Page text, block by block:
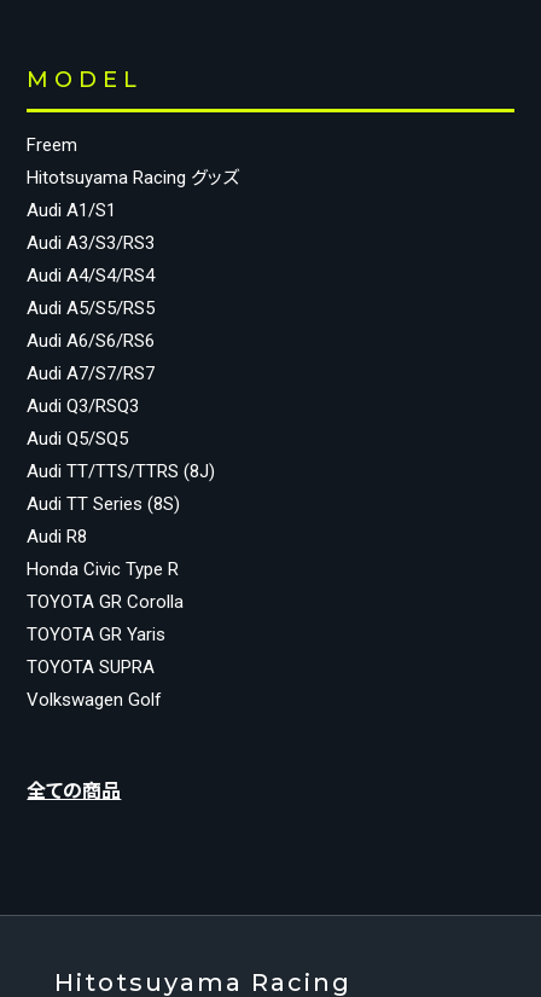
MODEL
Freem
Hitotsuyama Racing グッズ
Audi A1/S1
Audi A3/S3/RS3
Audi A4/S4/RS4
Audi A5/S5/RS5
Audi A6/S6/RS6
Audi A7/S7/RS7
Audi Q3/RSQ3
Audi Q5/SQ5
Audi TT/TTS/TTRS (8J)
Audi TT Series (8S)
Audi R8
Honda Civic Type R
TOYOTA GR Corolla
TOYOTA GR Yaris
TOYOTA SUPRA
Volkswagen Golf
全ての商品
Hitotsuyama Racing